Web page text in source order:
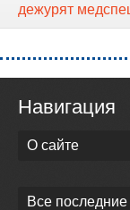
дежурят
Навигация
О сайте
Все последние